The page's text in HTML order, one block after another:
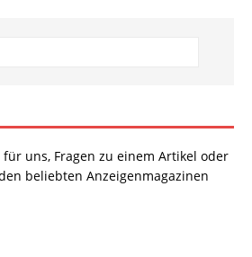
uns, Fragen zu einem Artikel oder
beliebten Anzeigenmagazinen